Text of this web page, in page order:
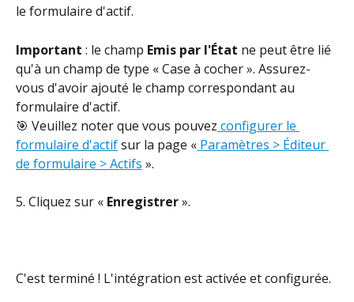
le formulaire d'actif.
Important : le champ Emis par l'État ne peut être lié
qu'à un champ de type « Case à cocher ». Assurez-
vous d'avoir ajouté le champ correspondant au
formulaire d'actif.
🎯 Veuillez noter que vous pouvez configurer le
formulaire d'actif sur la page « Paramètres > Éditeur
de formulaire > Actifs ».
5. Cliquez sur « Enregistrer ».
C'est terminé ! L'intégration est activée et configurée.